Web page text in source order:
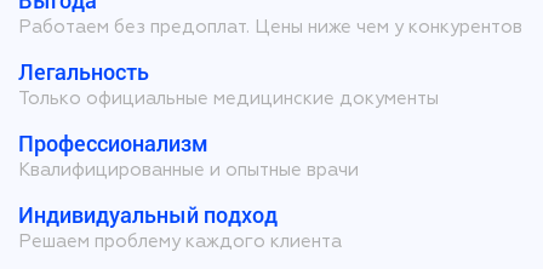
Работаем без предоплат. Цены ниже чем у конкурентов
Легальность
Только официальные медицинские документы
Профессионализм
Квалифицированные и опытные врачи
Индивидуальный подход
Решаем проблему каждого клиента